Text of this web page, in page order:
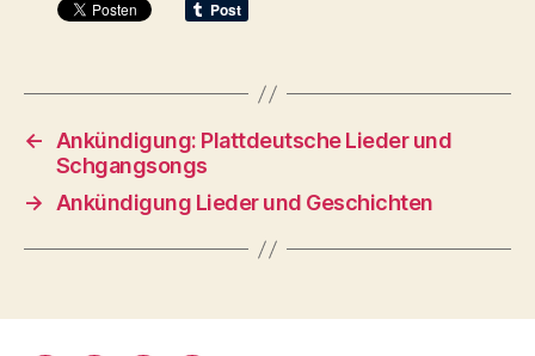
← Ankündigung: Plattdeutsche Lieder und
Schgangsongs
→ Ankündigung Lieder und Geschichten